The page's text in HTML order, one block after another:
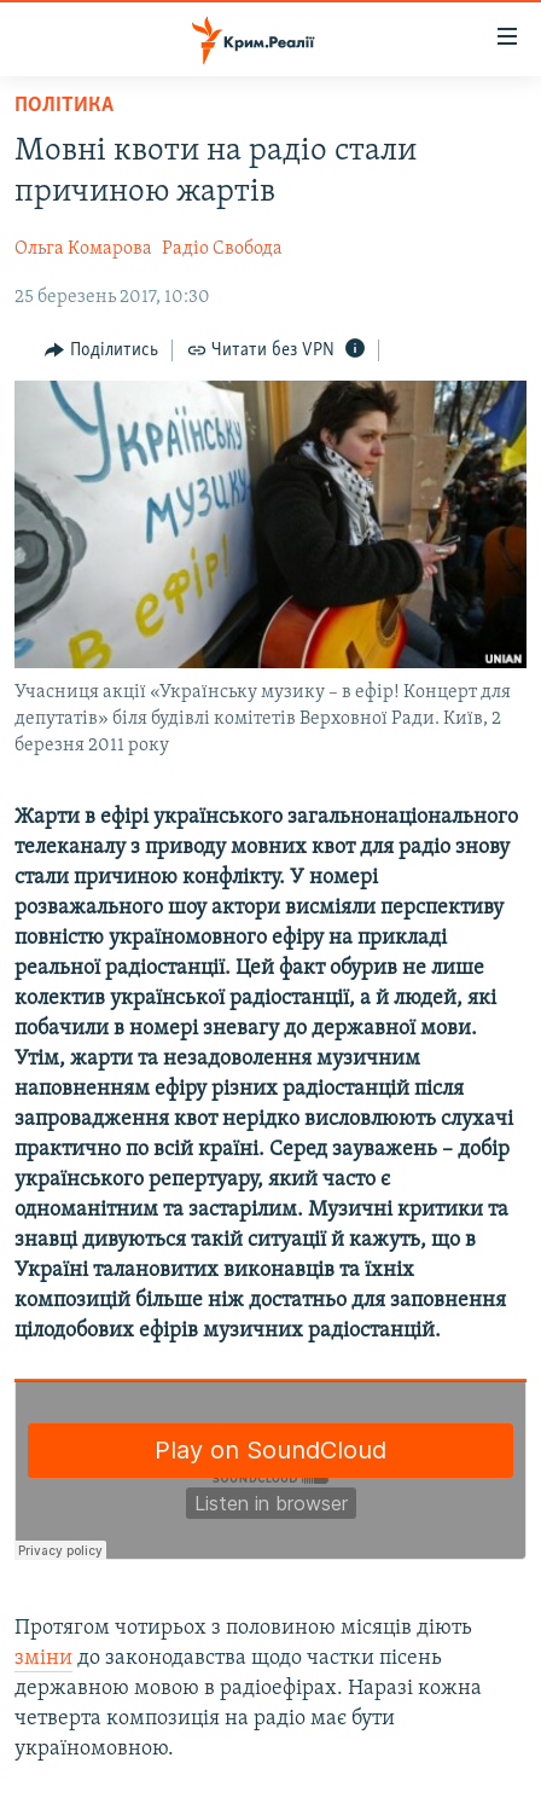
Перейти
основного
матеріалу
Перейти
до
навігації
Перейти
пошуку
ВІДЕО ТА ФОТО
ПОЛІТИКА
БЛОГИ
ПОГЛЯД
ІНТЕРВ'Ю
ВСЕ ЗА ДЕНЬ
СПЕЦПРОЕКТИ
ДЕПОРТАЦІЯ
ВІДЕОУРОКИ «ELIFBE»
СВІДЧЕННЯ ОКУПАЦІЇ
УКРАЇНСЬКА ПРОБЛЕМА КРИМУ
ІНФОГРАФІКА
ЯК ОБІЙТИ БЛОКУВАННЯ
Русский
Qırımtatar
ДОЛУЧАЙСЯ!
Усі сайти RFE/RL
ПОЛІТИКА
Мовні квоти на радіо стали
причиною жартів
Ольга Комарова Радіо Свобода
25 березень 2017, 10:30
Поділитись Читати без VPN
Учасниця акції «Українську музику – в ефір! Концерт для
депутатів» біля будівлі комітетів Верховної Ради. Київ, 2
березня 2011 року
Жарти в ефірі українського загальнонаціонального
телеканалу з приводу мовних квот для радіо знову
стали причиною конфлікту. У номері
розважального шоу актори висміяли перспективу
повністю україномовного ефіру на прикладі
реальної радіостанції. Цей факт обурив не лише
колектив української радіостанції, а й людей, які
побачили в номері зневагу до державної мови.
Утім, жарти та незадоволення музичним
наповненням ефіру різних радіостанцій після
запровадження квот нерідко висловлюють слухачі
практично по всій країні. Серед зауважень – добір
українського репертуару, який часто є
одноманітним та застарілим. Музичні критики та
знавці дивуються такій ситуації й кажуть, що в
Україні талановитих виконавців та їхніх
композицій більше ніж достатньо для заповнення
цілодобових ефірів музичних радіостанцій.
Протягом чотирьох з половиною місяців діють
зміни до законодавства щодо частки пісень
державною мовою в радіоефірах. Наразі кожна
четверта композиція на радіо має бути
україномовною.